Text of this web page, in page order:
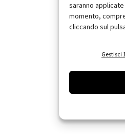
saranno
momento,
cliccando sul
Gestisci